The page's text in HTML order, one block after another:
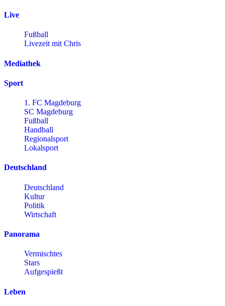
Live
Fußball
Livezeit mit Chris
Mediathek
Sport
1. FC Magdeburg
SC Magdeburg
Fußball
Handball
Regionalsport
Lokalsport
Deutschland
Deutschland
Kultur
Politik
Wirtschaft
Panorama
Vermischtes
Stars
Aufgespießt
Leben